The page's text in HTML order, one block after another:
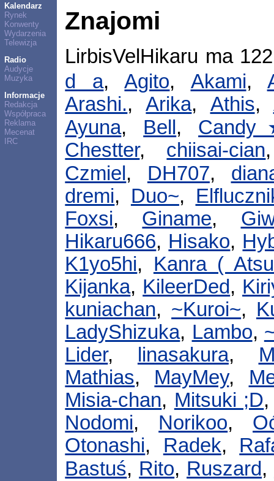
Kalendarz
Rynek
Konwenty
Wydarzenia
Telewizja
Radio
Audycje
Muzyka
Informacje
Redakcja
Współpraca
Reklama
Mecenat
IRC
Znajomi
LirbisVelHikaru ma
d a,Agito, Akami,
Arashi.,Arika, Athis,
Ayuna, Bell ,
Chestter, chiisai-cian
Czmiel , DH707,
dremi, Duo~,
Foxsi, Giname,
Hikaru666, Hisako,
K1yo5hi, Kanra (
Kijanka, KileerDed,
kuniachan, ~Kuroi~,
LadyShizuka, Lambo,
Lider, linasakura,
Mathias, MayMey,
Misia-chan, Mitsuki ;D
Nodomi, Norikoo,
Otonashi, Radek,
Bastuś, Rito, Ruszard,